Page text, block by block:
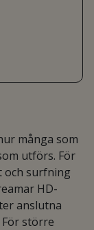
många som
utförs. För
och surfning
HD-
anslutna
större